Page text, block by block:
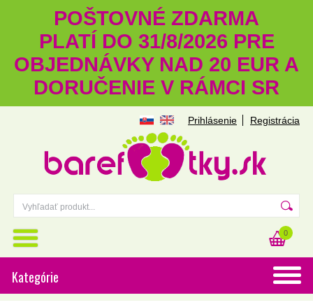
POŠTOVNÉ ZDARMA
PLATÍ DO 31/8/2026 PRE
OBJEDNÁVKY NAD 20 EUR A
DORUČENIE V RÁMCI SR
Prihlásenie Registrácia
0
Kategórie